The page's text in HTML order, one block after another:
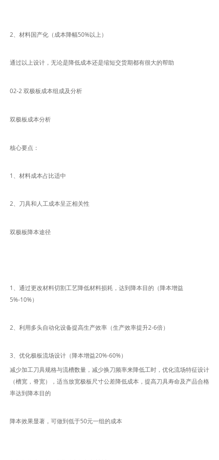
2、材料国产化（成本降幅50%以上）
通过以上设计，无论是降低成本还是缩短交货期都有很大的帮助
02-2 双极板成本组成及分析
双极板成本分析
核心要点：
1、材料成本占比适中
2、刀具和人工成本呈正相关性
双极板降本途径
1、通过更改材料切割工艺降低材料损耗，达到降本目的（降本增益
5%-10%）
2、利用多头自动化设备提高生产效率（生产效率提升2-6倍）
3、优化极板流场设计（降本增益20%-60%）
减少加工刀具规格与流槽数量，减少换刀频率来降低工时，优化流场特征设计
（槽宽，脊宽），适当放宽极板尺寸公差降低成本，提高刀具寿命及产品合格
率达到降本目的
降本效果显著，可做到低于50元一组的成本